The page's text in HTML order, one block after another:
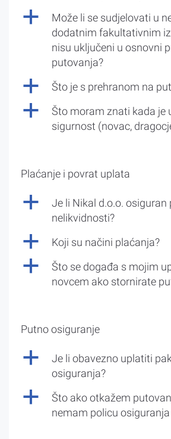
a
Može li se sudjelovati u
dodatnim fakultativnim
nisu uključeni u osnovni
putovanja?
a Što je s prehranom na
a
Što moram znati kada je
sigurnost (novac,
Plaćanje i povrat uplata
a
Je li Nikal d.o.o. osiguran
nelikvidnosti?
a Koji su načini plaćanja?
a
Što se događa s mojim
novcem ako stornirate
Putno osiguranje
a
Je li obavezno uplatiti
osiguranja?
a
Što ako otkažem
nemam policu